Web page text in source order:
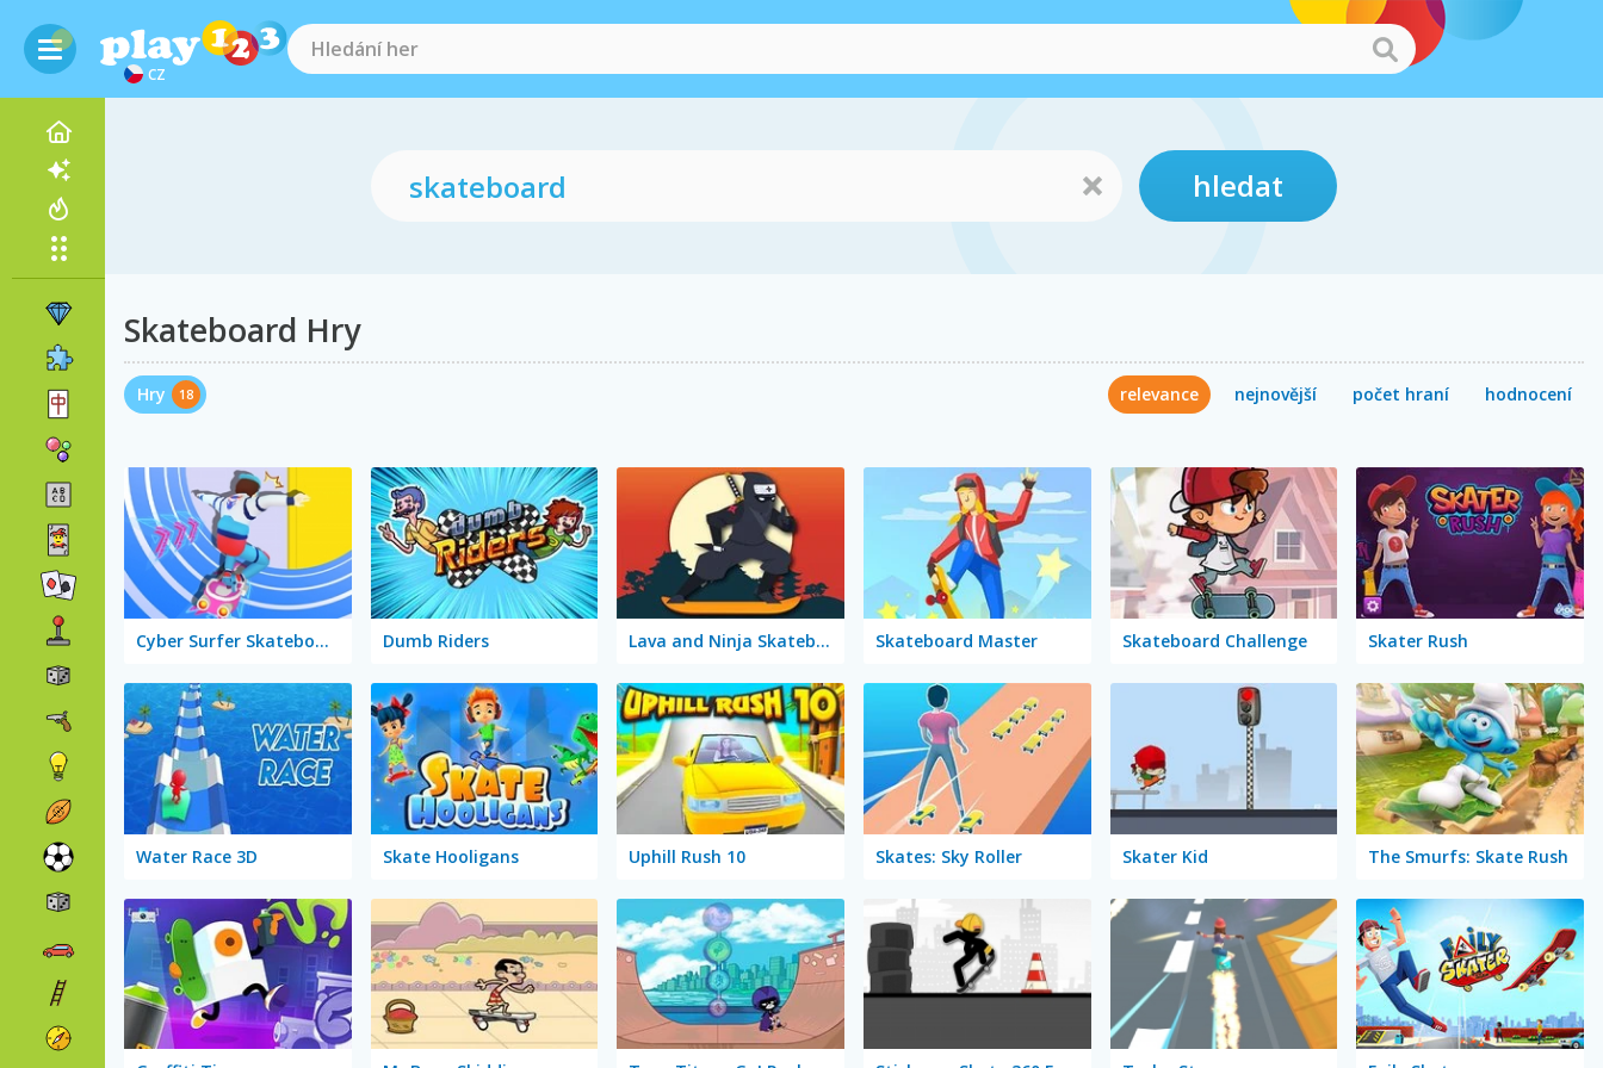
CZ
hledat
Skateboard Hry
Hry 18 relevance nejnovější počet hraní hodnocení
Cyber Surfer Skateboard Dumb Riders Lava and Ninja Skateboard Skateboard Master Skateboard Challenge Skater Rush
Water Race 3D Skate Hooligans Uphill Rush 10 Skates: Sky Roller Skater Kid The Smurfs: Skate Rush